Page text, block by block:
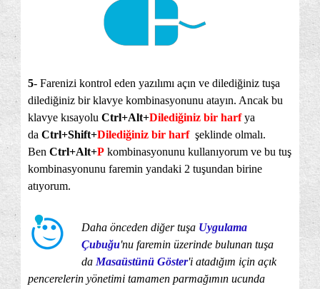
5- Farenizi kontrol eden yazılımı açın ve dilediğiniz tuşa
dilediğiniz bir klavye kombinasyonunu atayın. Ancak bu
klavye kısayolu Ctrl+Alt+Dilediğiniz bir harf ya
da Ctrl+Shift+Dilediğiniz bir harf şeklinde olmalı.
Ben Ctrl+Alt+P kombinasyonunu kullanıyorum ve bu tuş
kombinasyonunu faremin yandaki 2 tuşundan birine
atıyorum.
Daha önceden diğer tuşa Uygulama
Çubuğu'nu faremin üzerinde bulunan tuşa
da Masaüstünü Göster'i atadığım için açık
pencerelerin yönetimi tamamen parmağımın ucunda